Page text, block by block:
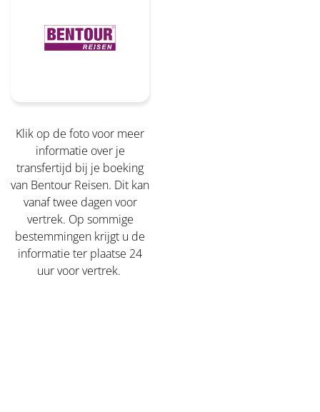
Klik op de foto voor meer
informatie over je
transfertijd bij je boeking
van Bentour Reisen. Dit kan
vanaf twee dagen voor
vertrek. Op sommige
bestemmingen krijgt u de
informatie ter plaatse 24
uur voor vertrek.